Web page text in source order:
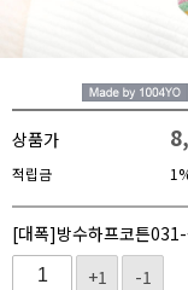
상품가
적립금
[대폭]방수하프코튼
+1
-1